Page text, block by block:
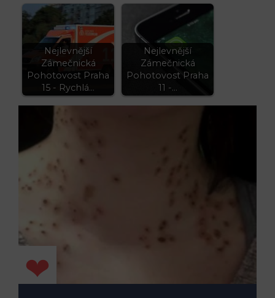
Nejlevnější
Zámečnická
Pohotovost Praha
15 - Rychlá…
Nejlevnější
Zámečnická
Pohotovost Praha
11 -…